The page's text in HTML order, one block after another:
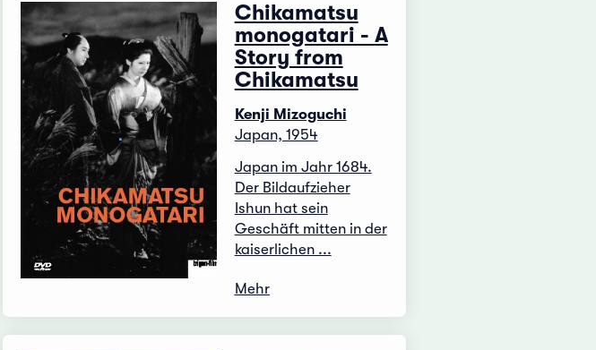
Chikamatsu
monogatari - A
Story from
Chikamatsu
Kenji Mizoguchi
Japan, 1954
Japan im Jahr 1684.
Der Bildaufzieher
Ishun hat sein
Geschäft mitten in der
kaiserlichen ...
Mehr